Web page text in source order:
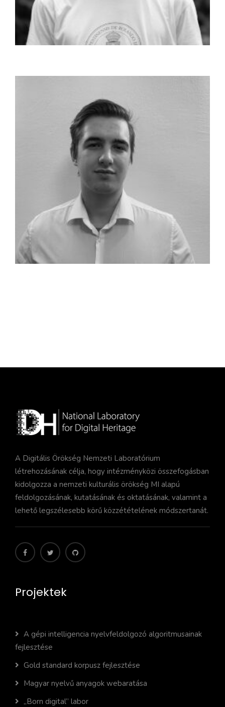
A Digitális Örökség Nemzeti Laboratórium
létrehozásának célja, hogy intézményközi összefogásban
kidolgozza a nemzeti kulturális örökség MI alapú
feldolgozásának, kutatásának és oktatásának, valamint a
lehető legszélesebb körű közzétételének módszertanát.
Projektek
A gépi intelligencia nyelvfeldolgozó algoritmusainak
fejlesztése
Gold standard korpusz fejlesztése
Magyar nyelvű anyagok webaratása
„Born digital” labor